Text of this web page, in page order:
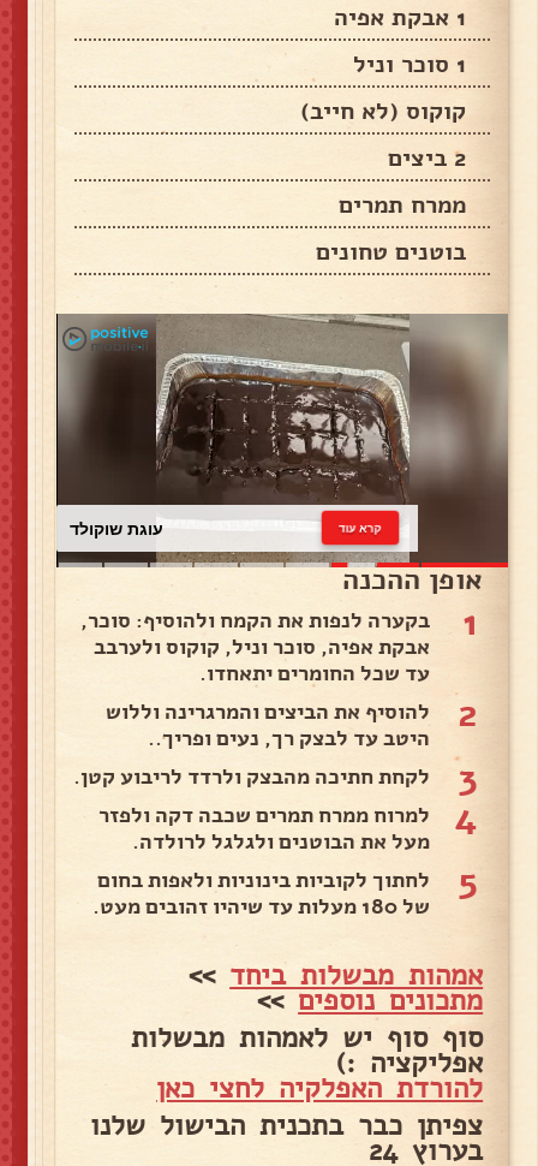
1 אבקת אפיה
1 סוכר וניל
קוקוס (לא חייב)
2 ביצים
ממרח תמרים
בוטנים טחונים
עוגת שוקולד קרא עוד
אופן ההכנה
1
בקערה לנפות את הקמח ולהוסיף: סוכר,
אבקת אפיה, סוכר וניל, קוקוס ולערבב
עד שכל החומרים יתאחדו.
2
להוסיף את הביצים והמרגרינה וללוש
היטב עד לבצק רך, נעים ופריך..
3 לקחת חתיכה מהבצק ולרדד לריבוע קטן.
4
למרוח ממרח תמרים שכבה דקה ולפזר
מעל את הבוטנים ולגלגל לרולדה.
5
לחתוך לקוביות בינוניות ולאפות בחום
של 180 מעלות עד שיהיו זהובים מעט.
אמהות מבשלות ביחד >>
מתכונים נוספים>>
סוף סוף יש לאמהות מבשלות
אפליקציה :)
להורדת האפלקיה לחצי כאן
צפיתן כבר בתכנית הבישול שלנו
בערוץ 24